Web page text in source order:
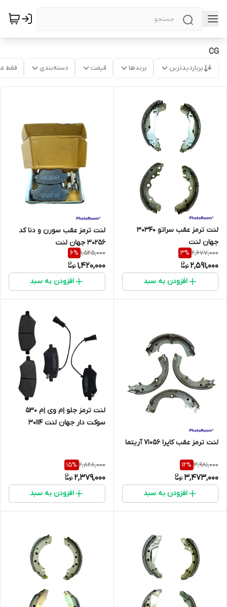
CG
پربازدیدترین برندها قیمت دسته‌بندی فقط
لنت ترمز عقب سراتو 30340
جهان لنت
2,677,000
3%
2,591,000
افزودن به سبد
لنت ترمز عقب سورن و دنا کد
30256 جهان لنت
1,525,000
6%
1,420,000
افزودن به سبد
لنت ترمز عقب کاپرا 71056 آریتما
3,981,000
12%
3,473,000
افزودن به سبد
لنت ترمز جلو اِم وی اِم 530
سوکت دار جهان لنت 30114
2,828,000
15%
2,379,000
افزودن به سبد